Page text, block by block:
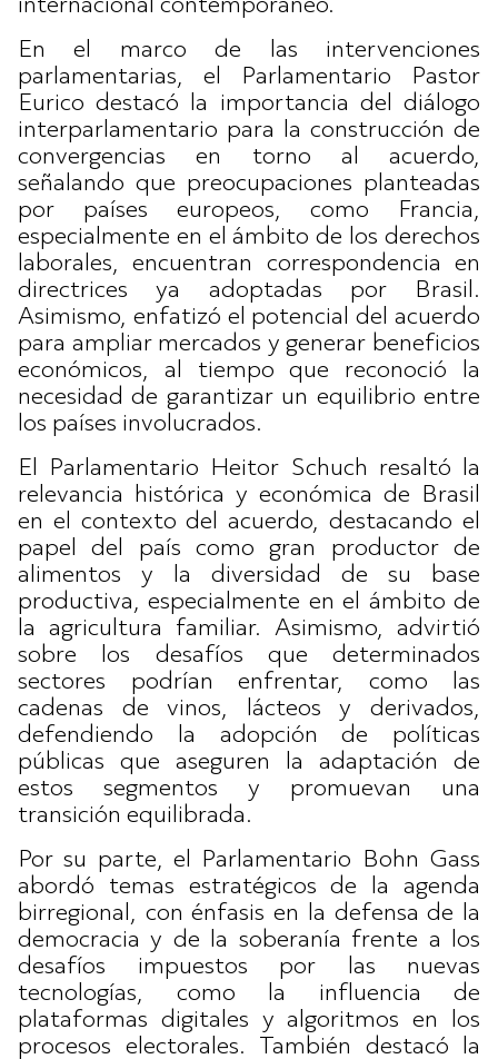
internacional contemporáneo.
En el marco de las intervenciones
parlamentarias, el Parlamentario Pastor
Eurico destacó la importancia del diálogo
interparlamentario para la construcción de
convergencias en torno al acuerdo,
señalando que preocupaciones planteadas
por países europeos, como Francia,
especialmente en el ámbito de los derechos
laborales, encuentran correspondencia en
directrices ya adoptadas por Brasil.
Asimismo, enfatizó el potencial del acuerdo
para ampliar mercados y generar beneficios
económicos, al tiempo que reconoció la
necesidad de garantizar un equilibrio entre
los países involucrados.
El Parlamentario Heitor Schuch resaltó la
relevancia histórica y económica de Brasil
en el contexto del acuerdo, destacando el
papel del país como gran productor de
alimentos y la diversidad de su base
productiva, especialmente en el ámbito de
la agricultura familiar. Asimismo, advirtió
sobre los desafíos que determinados
sectores podrían enfrentar, como las
cadenas de vinos, lácteos y derivados,
defendiendo la adopción de políticas
públicas que aseguren la adaptación de
estos segmentos y promuevan una
transición equilibrada.
Por su parte, el Parlamentario Bohn Gass
abordó temas estratégicos de la agenda
birregional, con énfasis en la defensa de la
democracia y de la soberanía frente a los
desafíos impuestos por las nuevas
tecnologías, como la influencia de
plataformas digitales y algoritmos en los
procesos electorales. También destacó la